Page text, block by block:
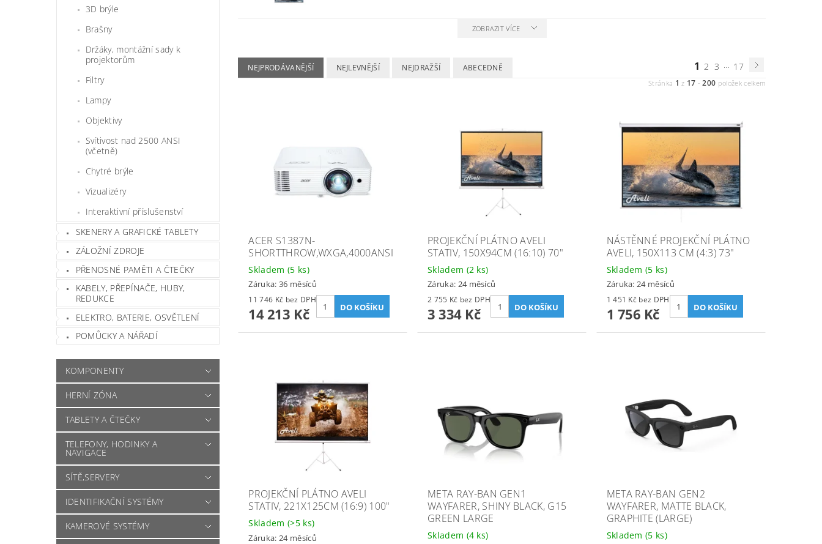
3D brýle
Brašny
Držáky, montážní sady k
projektorům
Filtry
Lampy
Objektivy
Svítivost nad 2500 ANSI
(včetně)
Chytré brýle
Vizualizéry
Interaktivní příslušenství
SKENERY A GRAFICKÉ TABLETY
ZÁLOŽNÍ ZDROJE
PŘENOSNÉ PAMĚTI A ČTEČKY
KABELY, PŘEPÍNAČE, HUBY,
REDUKCE
ELEKTRO, BATERIE, OSVĚTLENÍ
POMŮCKY A NÁŘADÍ
KOMPONENTY
HERNÍ ZÓNA
TABLETY A ČTEČKY
TELEFONY, HODINKY A
NAVIGACE
SÍTĚ,SERVERY
IDENTIFIKAČNÍ SYSTÉMY
KAMEROVÉ SYSTÉMY
ZOBRAZIT VÍCE
NEJPRODÁVANĚJŠÍ NEJLEVNĚJŠÍ NEJDRAŽŠÍ ABECEDNĚ 1 2 3 ... 17
Stránka 1 z 17 -200 položek celkem
ACER S1387N-
SHORTTHROW,WXGA,4000ANSI
Skladem (5 ks)
Záruka: 36 měsíců
11 746 Kč bez DPH
14 213 Kč
PROJEKČNÍ PLÁTNO AVELI
STATIV, 150X94CM (16:10) 70"
Skladem (2 ks)
Záruka: 24 měsíců
2 755 Kč bez DPH
3 334 Kč
NÁSTĚNNÉ PROJEKČNÍ PLÁTNO
AVELI, 150X113 CM (4:3) 73"
Skladem(5 ks)
Záruka: 24 měsíců
1 451 Kč bez DPH
1 756 Kč
PROJEKČNÍ PLÁTNO AVELI
STATIV, 221X125CM (16:9) 100"
Skladem (>5 ks)
Záruka: 24 měsíců
META RAY-BAN GEN1
WAYFARER, SHINY BLACK, G15
GREEN LARGE
Skladem (4 ks)
META RAY-BAN GEN2
WAYFARER, MATTE BLACK,
GRAPHITE (LARGE)
Skladem(5 ks)